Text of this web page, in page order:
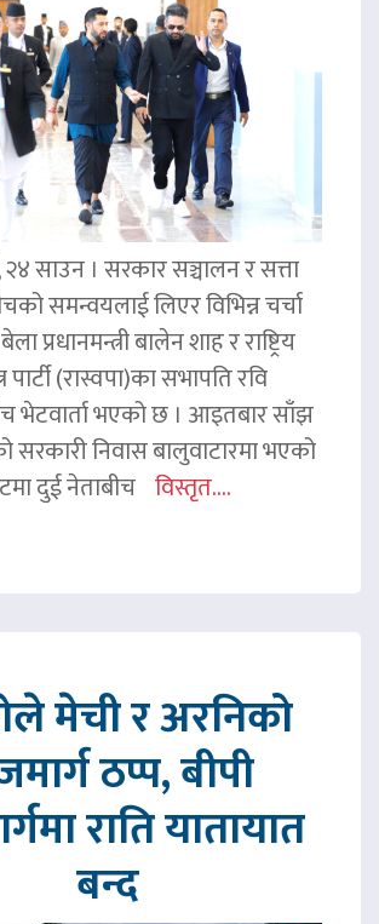
साउन । सरकार सञ्चालन र सत्ता
समन्वयलाई लिएर विभिन्न चर्चा
प्रधानमन्त्री बालेन शाह र राष्ट्रिय
पार्टी (रास्वपा)का सभापति रवि
भेटवार्ता भएको छ । आइतबार साँझ
सरकारी निवास बालुवाटारमा भएको
दुई नेताबीच विस्तृत....
मेची र अरनिको
ठप्प, बीपी
राति यातायात
बन्द